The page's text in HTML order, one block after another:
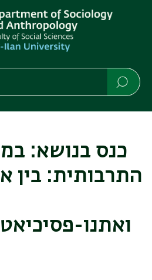
to
main
content
to
main
Navigation
כנס בנושא:
התרבותית: בין
ואתנו-